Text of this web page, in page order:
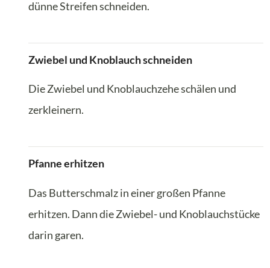
dünne Streifen schneiden.
Zwiebel und Knoblauch schneiden
Die Zwiebel und Knoblauchzehe schälen und
zerkleinern.
Pfanne erhitzen
Das Butterschmalz in einer großen Pfanne
erhitzen. Dann die Zwiebel- und Knoblauchstücke
darin garen.